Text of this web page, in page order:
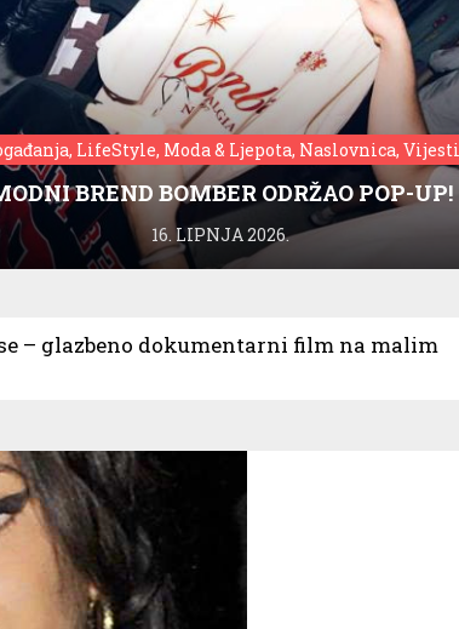
LifeStyle, Moda & Ljepota, Naslovnica, Vijesti
BREND BOMBER ODRŽAO POP-UP!
16. LIPNJA 2026.
– glazbeno dokumentarni film na malim